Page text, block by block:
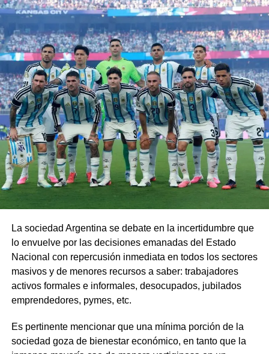
La sociedad Argentina se debate en la incertidumbre que
lo envuelve por las decisiones emanadas del Estado
Nacional con repercusión inmediata en todos los sectores
masivos y de menores recursos a saber: trabajadores
activos formales e informales, desocupados, jubilados
emprendedores, pymes, etc.
Es pertinente mencionar que una mínima porción de la
sociedad goza de bienestar económico, en tanto que la